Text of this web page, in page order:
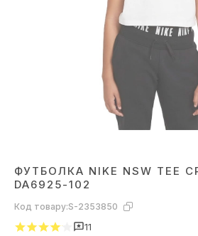
ФУТБОЛКА NIKE NSW TEE
DA6925-102
Код товару:S-2353850
11